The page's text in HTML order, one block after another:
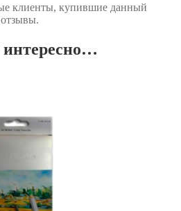
клиенты, купившие данный
интересно…